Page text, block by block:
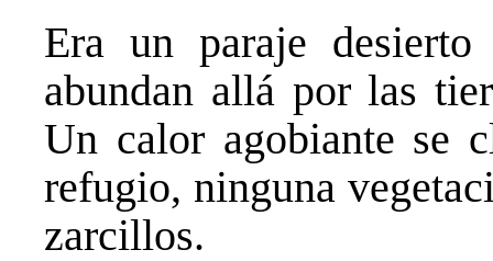
Era un paraje
abundan allá por las
Un calor agobiante se
refugio, ninguna
zarcillos.